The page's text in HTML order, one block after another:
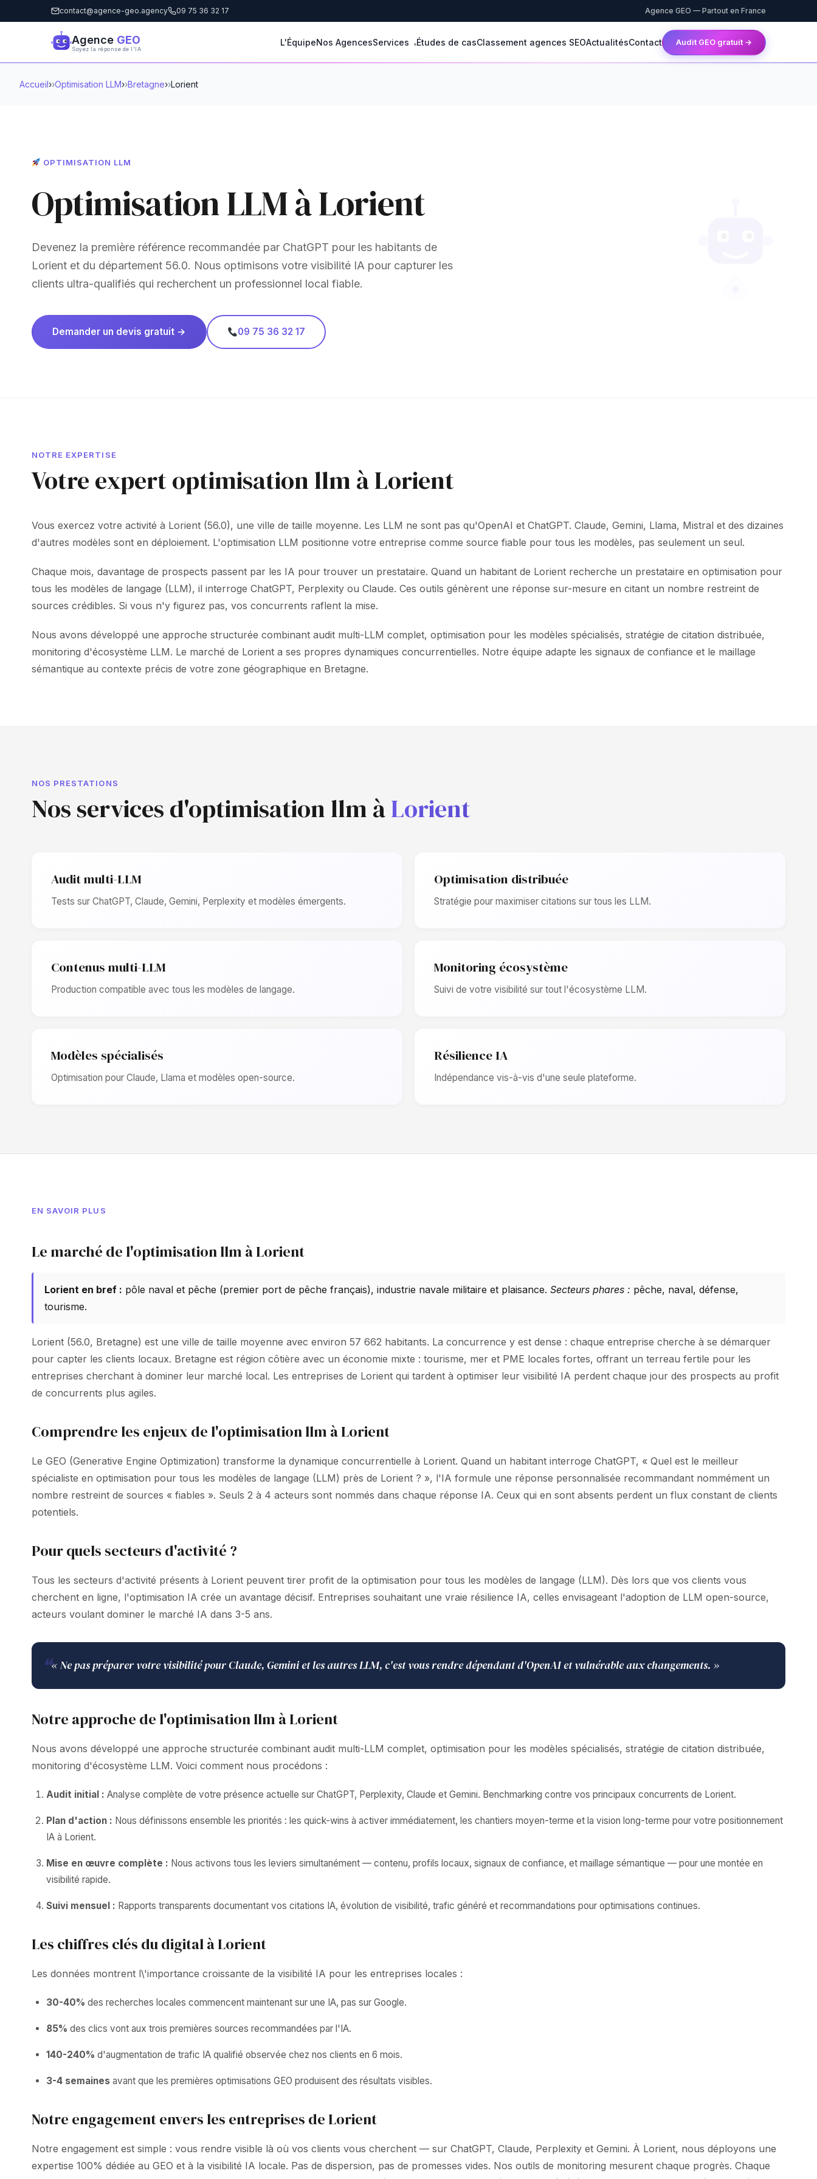
contact@agence-geo.agency 09 75 36 32 17 Agence GEO — Partout en France
Agence GEO
Soyez la réponse de l'IA
L'ÉquipeNos AgencesServices Études de casClassement agences SEOActualitésContact Audit GEO gratuit →
Accueil› Optimisation LLM› Bretagne› Lorient
OPTIMISATION LLM
Optimisation LLM à Lorient
Devenez la première référence recommandée par ChatGPT pour les habitants de
Lorient et du département 56.0. Nous optimisons votre visibilité IA pour capturer les
clients ultra-qualifiés qui recherchent un professionnel local fiable.
Demander un devis gratuit → 09 75 36 32 17
NOTRE EXPERTISE
Votre expert optimisation llm à Lorient
Vous exercez votre activité à Lorient (56.0), une ville de taille moyenne. Les LLM ne sont pas qu'OpenAI et ChatGPT. Claude, Gemini, Llama, Mistral et des dizaines
d'autres modèles sont en déploiement. L'optimisation LLM positionne votre entreprise comme source fiable pour tous les modèles, pas seulement un seul.
Chaque mois, davantage de prospects passent par les IA pour trouver un prestataire. Quand un habitant de Lorient recherche un prestataire en optimisation pour
tous les modèles de langage (LLM), il interroge ChatGPT, Perplexity ou Claude. Ces outils génèrent une réponse sur-mesure en citant un nombre restreint de
sources crédibles. Si vous n'y figurez pas, vos concurrents raflent la mise.
Nous avons développé une approche structurée combinant audit multi-LLM complet, optimisation pour les modèles spécialisés, stratégie de citation distribuée,
monitoring d'écosystème LLM. Le marché de Lorient a ses propres dynamiques concurrentielles. Notre équipe adapte les signaux de confiance et le maillage
sémantique au contexte précis de votre zone géographique en Bretagne.
NOS PRESTATIONS
Nos services d'optimisation llm àLorient
Audit multi-LLM
Tests sur ChatGPT, Claude, Gemini, Perplexity et modèles émergents.
Optimisation distribuée
Stratégie pour maximiser citations sur tous les LLM.
Contenus multi-LLM
Production compatible avec tous les modèles de langage.
Monitoring écosystème
Suivi de votre visibilité sur tout l'écosystème LLM.
Modèles spécialisés
Optimisation pour Claude, Llama et modèles open-source.
Résilience IA
Indépendance vis-à-vis d'une seule plateforme.
EN SAVOIR PLUS
Le marché de l'optimisation llm à Lorient
Lorient en bref : pôle naval et pêche (premier port de pêche français), industrie navale militaire et plaisance. Secteurs phares : pêche, naval, défense,
tourisme.
Lorient (56.0, Bretagne) est une ville de taille moyenne avec environ 57 662 habitants. La concurrence y est dense : chaque entreprise cherche à se démarquer
pour capter les clients locaux. Bretagne est région côtière avec un économie mixte : tourisme, mer et PME locales fortes, offrant un terreau fertile pour les
entreprises cherchant à dominer leur marché local. Les entreprises de Lorient qui tardent à optimiser leur visibilité IA perdent chaque jour des prospects au profit
de concurrents plus agiles.
Comprendre les enjeux de l'optimisation llm à Lorient
Le GEO (Generative Engine Optimization) transforme la dynamique concurrentielle à Lorient. Quand un habitant interroge ChatGPT, « Quel est le meilleur
spécialiste en optimisation pour tous les modèles de langage (LLM) près de Lorient ? », l'IA formule une réponse personnalisée recommandant nommément un
nombre restreint de sources « fiables ». Seuls 2 à 4 acteurs sont nommés dans chaque réponse IA. Ceux qui en sont absents perdent un flux constant de clients
potentiels.
Pour quels secteurs d'activité ?
Tous les secteurs d'activité présents à Lorient peuvent tirer profit de la optimisation pour tous les modèles de langage (LLM). Dès lors que vos clients vous
cherchent en ligne, l'optimisation IA crée un avantage décisif. Entreprises souhaitant une vraie résilience IA, celles envisageant l'adoption de LLM open-source,
acteurs voulant dominer le marché IA dans 3-5 ans.
❝« Ne pas préparer votre visibilité pour Claude, Gemini et les autres LLM, c'est vous rendre dépendant d'OpenAI et vulnérable aux changements. »
Notre approche de l'optimisation llm à Lorient
Nous avons développé une approche structurée combinant audit multi-LLM complet, optimisation pour les modèles spécialisés, stratégie de citation distribuée,
monitoring d'écosystème LLM. Voici comment nous procédons :
Audit initial : Analyse complète de votre présence actuelle sur ChatGPT, Perplexity, Claude et Gemini. Benchmarking contre vos principaux concurrents de Lorient.
Plan d'action : Nous définissons ensemble les priorités : les quick-wins à activer immédiatement, les chantiers moyen-terme et la vision long-terme pour votre positionnement
IA à Lorient.
Mise en œuvre complète : Nous activons tous les leviers simultanément — contenu, profils locaux, signaux de confiance, et maillage sémantique — pour une montée en
visibilité rapide.
Suivi mensuel : Rapports transparents documentant vos citations IA, évolution de visibilité, trafic généré et recommandations pour optimisations continues.
Les chiffres clés du digital à Lorient
Les données montrent l\'importance croissante de la visibilité IA pour les entreprises locales :
30-40% des recherches locales commencent maintenant sur une IA, pas sur Google.
85% des clics vont aux trois premières sources recommandées par l'IA.
140-240% d'augmentation de trafic IA qualifié observée chez nos clients en 6 mois.
3-4 semaines avant que les premières optimisations GEO produisent des résultats visibles.
Notre engagement envers les entreprises de Lorient
Notre engagement est simple : vous rendre visible là où vos clients vous cherchent — sur ChatGPT, Claude, Perplexity et Gemini. À Lorient, nous déployons une
expertise 100% dédiée au GEO et à la visibilité IA locale. Pas de dispersion, pas de promesses vides. Nos outils de monitoring mesurent chaque progrès. Chaque